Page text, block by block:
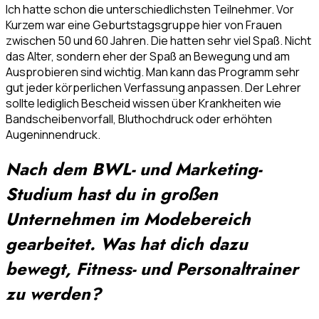
Ich hatte schon die unterschiedlichsten Teilnehmer. Vor
Kurzem war eine Geburtstagsgruppe hier von Frauen
zwischen 50 und 60 Jahren. Die hatten sehr viel Spaß. Nicht
das Alter, sondern eher der Spaß an Bewegung und am
Ausprobieren sind wichtig. Man kann das Programm sehr
gut jeder körperlichen Verfassung anpassen. Der Lehrer
sollte lediglich Bescheid wissen über Krankheiten wie
Bandscheibenvorfall, Bluthochdruck oder erhöhten
Augeninnendruck.
Nach dem BWL- und Marketing-
Studium hast du in großen
Unternehmen im Modebereich
gearbeitet. Was hat dich dazu
bewegt, Fitness- und Personaltrainer
zu werden?